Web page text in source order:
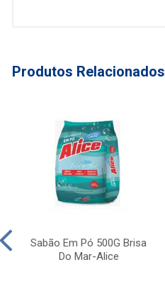
Produtos Relacionados
Sabão Em Pó 500G Brisa
Do Mar-Alice